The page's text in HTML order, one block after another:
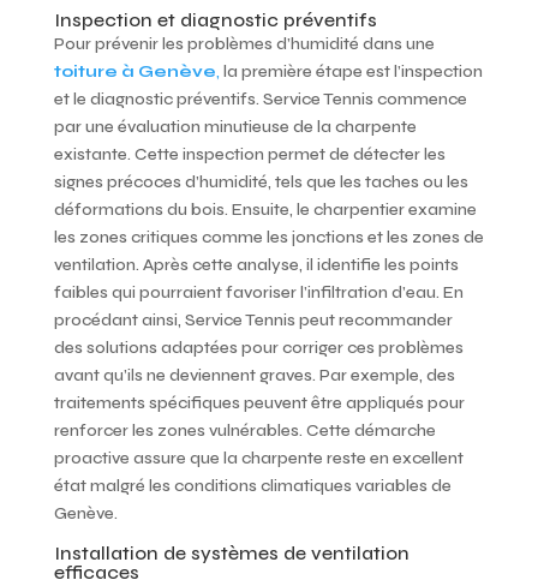
Inspection et diagnostic préventifs
Pour prévenir les problèmes d’humidité dans une
toiture à Genève, la première étape est l’inspection
et le diagnostic préventifs. Service Tennis commence
par une évaluation minutieuse de la charpente
existante. Cette inspection permet de détecter les
signes précoces d’humidité, tels que les taches ou les
déformations du bois. Ensuite, le charpentier examine
les zones critiques comme les jonctions et les zones de
ventilation. Après cette analyse, il identifie les points
faibles qui pourraient favoriser l’infiltration d’eau. En
procédant ainsi, Service Tennis peut recommander
des solutions adaptées pour corriger ces problèmes
avant qu’ils ne deviennent graves. Par exemple, des
traitements spécifiques peuvent être appliqués pour
renforcer les zones vulnérables. Cette démarche
proactive assure que la charpente reste en excellent
état malgré les conditions climatiques variables de
Genève.
Installation de systèmes de ventilation
efficaces